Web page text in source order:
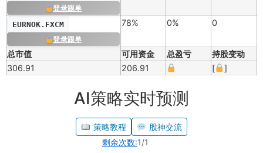
登录跟单
EURNOK.FXCM
登录跟单
78% 0% 0
总市值 可用资金 总盈亏
持股变动
306.91
206.91 [ ]
AI策略实时预测
策略教程
股神交流
剩余次数:1/1